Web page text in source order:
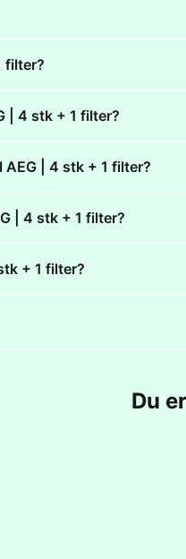
filter?
| 4 stk + 1 filter?
| 4 stk + 1 filter?
| 4 stk + 1 filter?
+ 1 filter?
Du